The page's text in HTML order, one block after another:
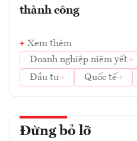
thành công
Xem thêm
Doanh nghiệp niêm yết
Đầu tư
Quốc tế
Đừng bỏ lỡ